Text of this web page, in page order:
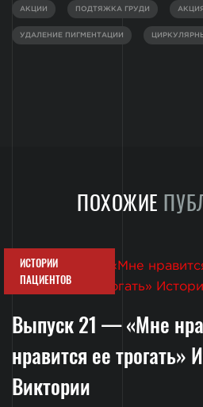
АКЦИИ ПОДТЯЖКА ГРУДИ АКЦИЯ
УДАЛЕНИЕ ПИГМЕНТАЦИИ
ПОХОЖИЕ
ИСТОРИИ
ПАЦИЕНТОВ
Выпуск 21 — «Мне
нравится ее трогать»
Виктории